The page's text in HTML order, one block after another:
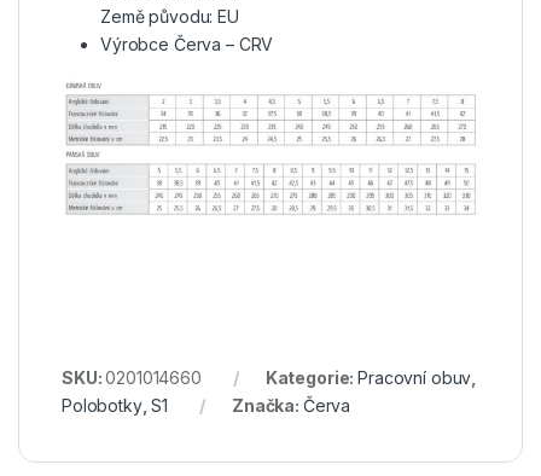
Země původu: EU
Výrobce Červa – CRV
SKU:0201014660 Kategorie:Pracovní obuv
Polobotky,S1 Značka: Červa